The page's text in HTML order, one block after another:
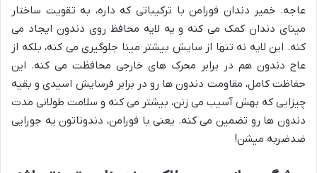
عاجه. خمیر دندان فورامن با ترکیباتی که داره، به تقویت ساختار
مینای دندان کمک می کنه و یه لایه محافظ روی دندون ایجاد می
کنه. این لایه نه تنها از سایش بیشتر مینا جلوگیری می کنه، بلکه از
عاج دندون هم در برابر محرک های خارجی محافظت می کنه. این
حفاظت کامل، مقاومت دندون ها رو در برابر فرسایش اسیدی و بقیه
چیزایی که بهش آسیب می زنن، بیشتر می کنه و سلامت طولانی مدت
دندون ها رو تضمین می کنه. یعنی با فورامن، دندوناتون یه جورایی
ضدضربه میشن!